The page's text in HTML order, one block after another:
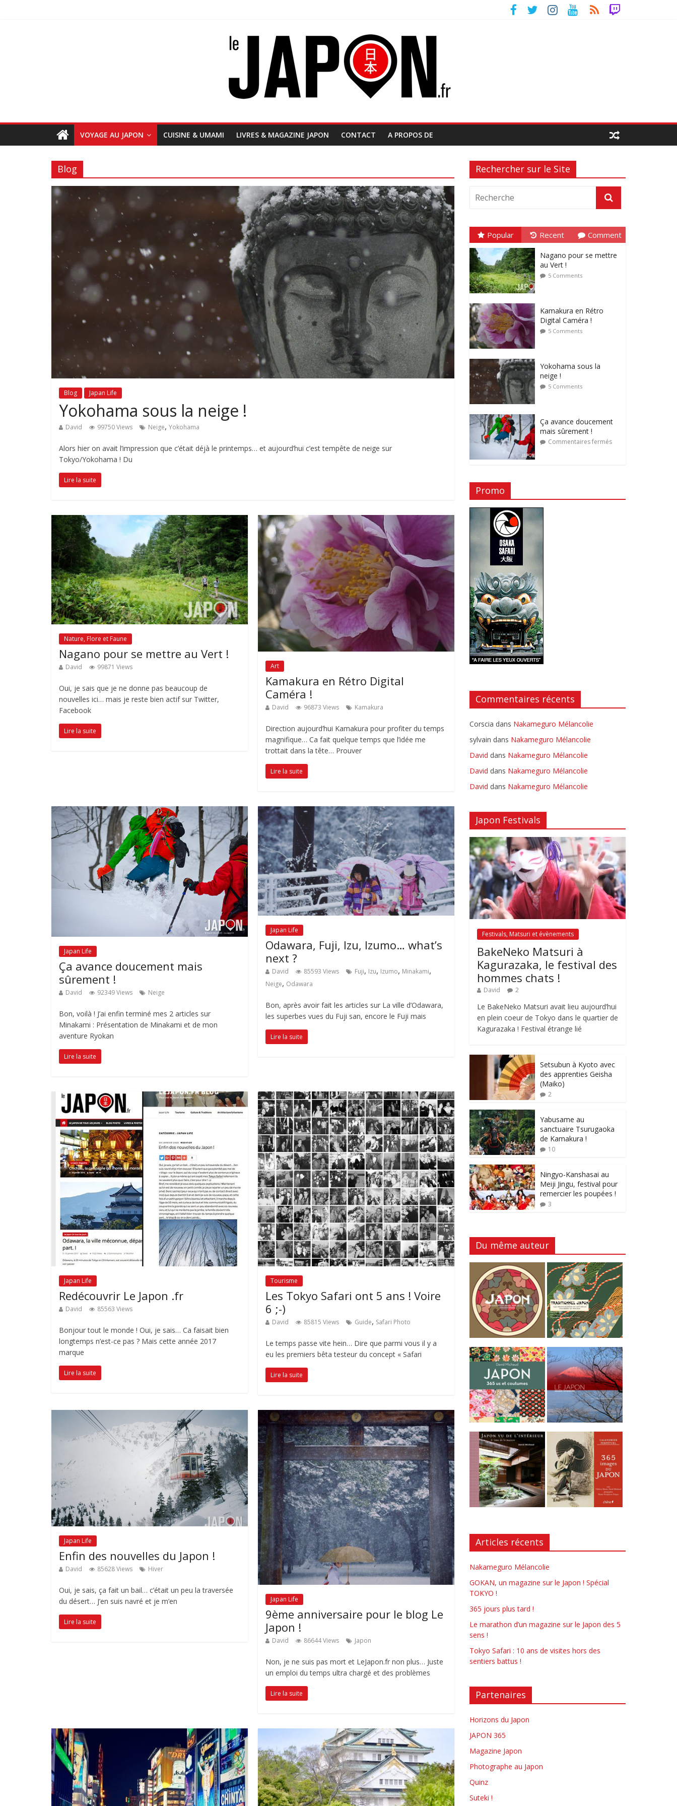
VOYAGE AU JAPON CUISINE & UMAMI LIVRES & MAGAZINE JAPON CONTACT A PROPOS DE
Blog
Blog Japan Life
Yokohama sous la neige !
David 99750 Views Neige, Yokohama
Alors hier on avait l’impression que c’était déjà le printemps… et aujourd’hui c’est tempête de neige sur
Tokyo/Yokohama ! Du
Lire la suite
Nature, Flore et Faune
Nagano pour se mettre au Vert !
David 99871 Views
Oui, je sais que je ne donne pas beaucoup de
nouvelles ici… mais je reste bien actif sur Twitter,
Facebook
Lire la suite
Art
Kamakura en Rétro Digital
Caméra !
David 96873 Views Kamakura
Direction aujourd’hui Kamakura pour profiter du temps
magnifique… Ca fait quelque temps que l’idée me
trottait dans la tête… Prouver
Lire la suite
Japan Life
Ça avance doucement mais
sûrement !
David 92349 Views Neige
Bon, voilà ! J’ai enfin terminé mes 2 articles sur
Minakami : Présentation de Minakami et de mon
aventure Ryokan
Lire la suite
Japan Life
Odawara, Fuji, Izu, Izumo… what’s
next ?
David 85593 Views Fuji, Izu, Izumo, Minakami,
Neige, Odawara
Bon, après avoir fait les articles sur La ville d’Odawara,
les superbes vues du Fuji san, encore le Fuji mais
Lire la suite
Japan Life
Redécouvrir Le Japon .fr
David 85563 Views
Bonjour tout le monde ! Oui, je sais… Ca faisait bien
longtemps n’est-ce pas ? Mais cette année 2017
marque
Lire la suite
Tourisme
Les Tokyo Safari ont 5 ans ! Voire
6 ;-)
David 85815 Views Guide, Safari Photo
Le temps passe vite hein… Dire que parmi vous il y a
eu les premiers bêta testeur du concept « Safari
Lire la suite
Japan Life
Enfin des nouvelles du Japon !
David 85628 Views Hiver
Oui, je sais, ça fait un bail… c’était un peu la traversée
du désert… J’en suis navré et je m’en
Lire la suite
Japan Life
9ème anniversaire pour le blog Le
Japon !
David 86644 Views Japon
Non, je ne suis pas mort et LeJapon.fr non plus… Juste
un emploi du temps ultra chargé et des problèmes
Lire la suite
Rechercher sur le Site
Popular Recent Comment
Nagano pour se mettre
au Vert !
5 Comments
Kamakura en Rétro
Digital Caméra !
5 Comments
Yokohama sous la
neige !
5 Comments
Ça avance doucement
mais sûrement !
Commentaires fermés
Promo
Commentaires récents
Corscia dans Nakameguro Mélancolie
sylvain dans Nakameguro Mélancolie
David dans Nakameguro Mélancolie
David dans Nakameguro Mélancolie
David dans Nakameguro Mélancolie
Japon Festivals
Festivals, Matsuri et évènements
BakeNeko Matsuri à
Kagurazaka, le festival des
hommes chats !
David 2
Le BakeNeko Matsuri avait lieu aujourd’hui
en plein coeur de Tokyo dans le quartier de
Kagurazaka ! Festival étrange lié
Setsubun à Kyoto avec
des apprenties Geisha
(Maiko)
2
Yabusame au
sanctuaire Tsurugaoka
de Kamakura !
10
Ningyo-Kanshasai au
Meiji Jingu, festival pour
remercier les poupées !
3
Du même auteur
Articles récents
Nakameguro Mélancolie
GOKAN, un magazine sur le Japon ! Spécial
TOKYO !
365 jours plus tard !
Le marathon d’un magazine sur le Japon des 5
sens !
Tokyo Safari : 10 ans de visites hors des
sentiers battus !
Partenaires
Horizons du Japon
JAPON 365
Magazine Japon
Photographe au Japon
Quinz
Suteki !